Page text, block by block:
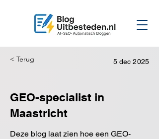
< Terug 5 dec 2025
GEO-specialist in
Maastricht
Deze blog laat zien hoe een GEO-